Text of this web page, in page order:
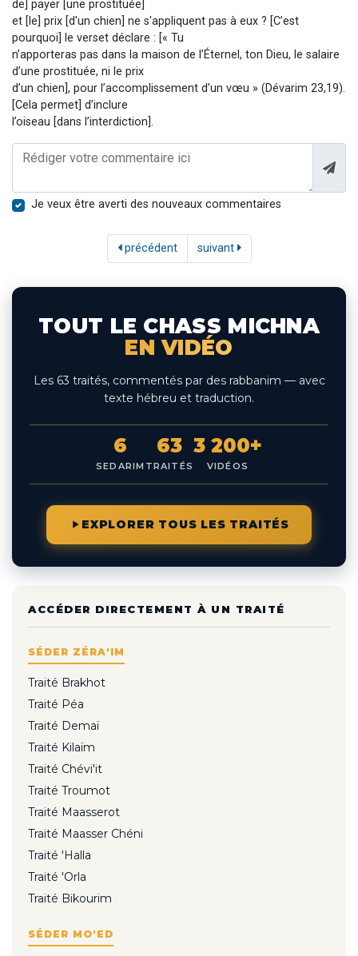
de] payer [une prostituée]
et [le] prix [d'un chien] ne s'appliquent pas à eux ? [C’est
pourquoi] le verset déclare : [« Tu
n’apporteras pas dans la maison de l’Éternel, ton Dieu, le salaire
d’une prostituée, ni le prix
d’un chien], pour l’accomplissement d’un vœu » (Dévarim 23,19).
[Cela permet] d’inclure
l’oiseau [dans l’interdiction].
Je veux être averti des nouveaux commentaires
précédent suivant
TOUT LE CHASS MICHNA
EN VIDÉO
Les 63 traités, commentés par des rabbanim — avec
texte hébreu et traduction.
6
SEDARIM
63
TRAITÉS
3 200+
VIDÉOS
EXPLORER TOUS LES TRAITÉS
ACCÉDER DIRECTEMENT À UN TRAITÉ
SÉDER ZÉRA'IM
Traité Brakhot
Traité Péa
Traité Demaï
Traité Kilaïm
Traité Chévi'it
Traité Troumot
Traité Maasserot
Traité Maasser Chéni
Traité 'Halla
Traité 'Orla
Traité Bikourim
SÉDER MO'ED